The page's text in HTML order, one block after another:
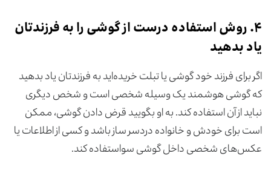
۴. روش استفاده درست از گوشی را به فرزندتان
یاد بدهید
اگر برای فرزند خود گوشی یا تبلت خریده‌اید به فرزندتان یاد بدهید
که گوشی هوشمند یک وسیله شخصی است و شخص دیگری
نباید از آن استفاده کند. به او بگویید قرض دادن گوشی، ممکن
است برای خودش و خانواده دردسر ساز باشد و کسی از اطلاعات یا
عکس‌های شخصی داخل گوشی سواستفاده کند.